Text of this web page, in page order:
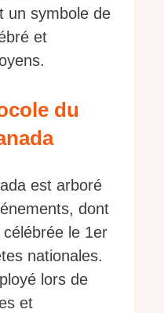
un symbole de
et
du
est arboré
dont
le 1er
nationales.
lors de
et